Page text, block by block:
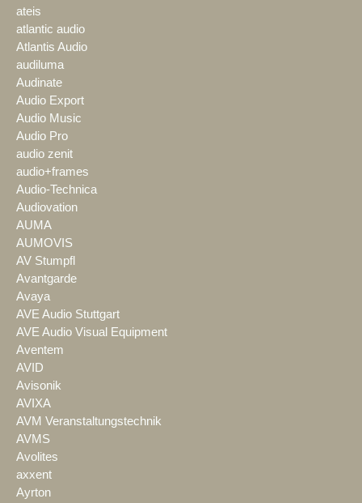
ateis
atlantic audio
Atlantis Audio
audiluma
Audinate
Audio Export
Audio Music
Audio Pro
audio zenit
audio+frames
Audio-Technica
Audiovation
AUMA
AUMOVIS
AV Stumpfl
Avantgarde
Avaya
AVE Audio Stuttgart
AVE Audio Visual Equipment
Aventem
AVID
Avisonik
AVIXA
AVM Veranstaltungstechnik
AVMS
Avolites
axxent
Ayrton